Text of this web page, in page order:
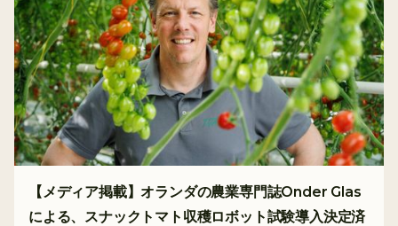
【メディア掲載】オランダの農業専門誌Onder Glas
による、スナックトマト収穫ロボット試験導入決定済